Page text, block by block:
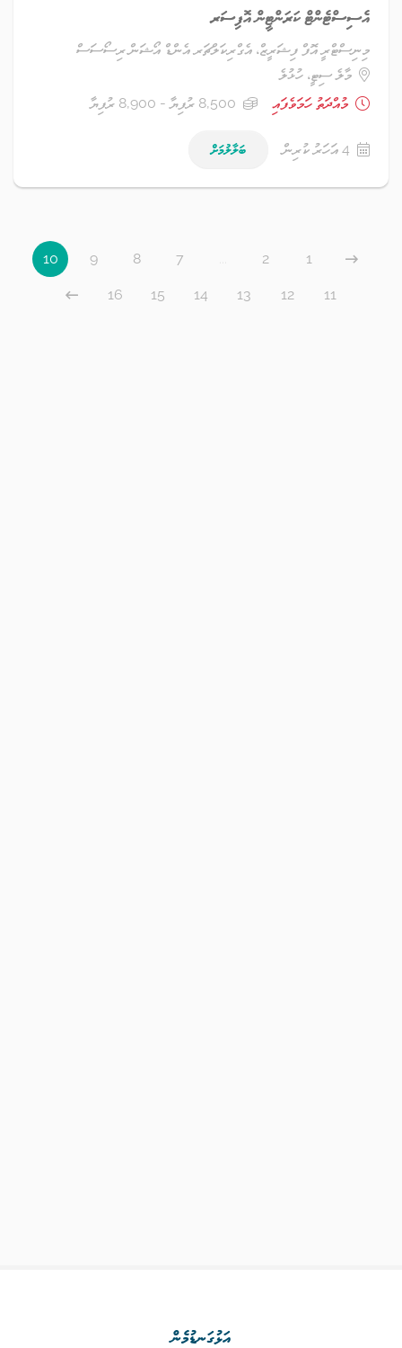
އެސިސްޓެންޓް ކަރަންޓީން އޮފިސަރ
މިނިސްޓްރީ އޮފް ފިޝަރީޒް، އެގްރިކަލްޗަރ އެންޑް އޯޝަން ރިސޯސަސް
މާލެ ސިޓީ، ހުޅުލެ
މުއްދަތު ހަމަވެފައި
8,500 ރުފިޔާ - 8,900 ރުފިޔާ
4 އަހަރު ކުރިން ބަލާލުމަށް
1
2
7
8
9
10
11
12
13
14
15
16
އަޅުގަނޑުމެން